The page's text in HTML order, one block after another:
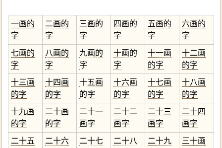
一画的
字
二画的
字
三画的
字
四画的
字
五画的
字
六画的
字
七画的
字
八画的
字
九画的
字
十画的
字
十一画
的字
十二画
的字
十三画
的字
十四画
的字
十五画
的字
十六画
的字
十七画
的字
十八画
的字
十九画
的字
二十画
的字
二十一
画字
二十二
画字
二十三
画字
二十四
画字
二十五
二十六
二十七
二十八
二十九
三十画